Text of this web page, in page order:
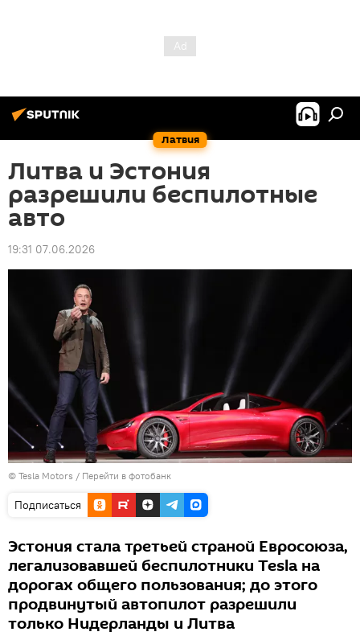
Латвия
Литва и Эстония
разрешили беспилотные
авто
19:31 07.06.2026
© Tesla Motors / Перейти в фотобанк
Подписаться
Эстония стала третьей страной Евросоюза,
легализовавшей беспилотники Tesla на
дорогах общего пользования; до этого
продвинутый автопилот разрешили
только Нидерланды и Литва